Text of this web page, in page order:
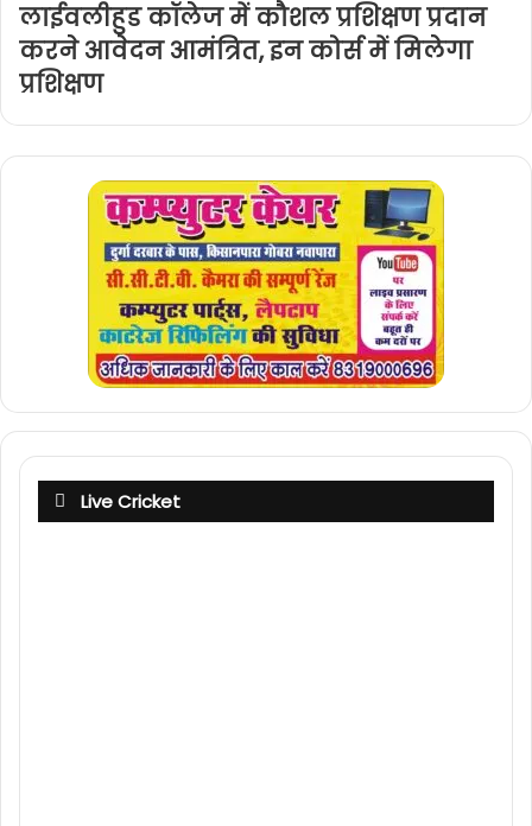
लाईवलीहुड कॉलेज में कौशल प्रशिक्षण प्रदान
करने आवेदन आमंत्रित, इन कोर्स में मिलेगा
प्रशिक्षण
Live Cricket